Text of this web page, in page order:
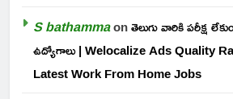
S bathammaonతెలుగు వారికి పరీక్ష
ఉద్యోగాలు | Welocalize Ads Quality
Latest Work From Home Jobs